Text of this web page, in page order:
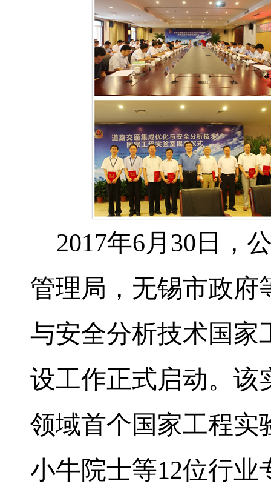
2017年6月 30 日，
管理局，无锡市政府
与安全分析技术国家
设工作正式启动。该
领域首个国家工程实
小牛院士等12位行业